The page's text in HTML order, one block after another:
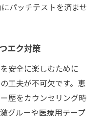
パッチテストを済ませ
エク対策
安全に楽しむために
工夫が不可欠です。恵
歴をカウンセリング時
グルーや医療用テープ